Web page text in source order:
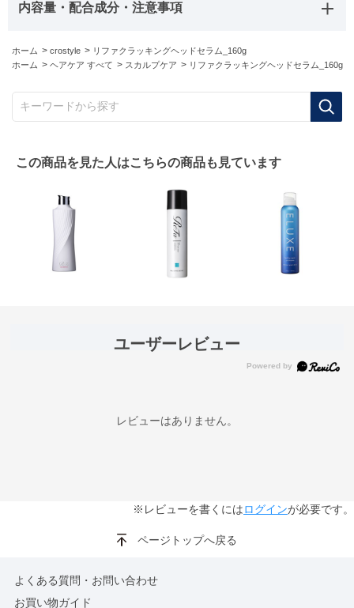
内容量・配合成分・注意事項
ホーム > crostyle > リファクラッキングヘッドセラム_160g
ホーム > ヘアケア すべて > スカルプケア > リファクラッキングヘッドセラム_160g
キーワードから探す
この商品を見た人はこちらの商品も見ています
ユーザーレビュー
レビューはありません。
※レビューを書くにはログインが必要です。
ページトップへ戻る
よくある質問・お問い合わせ
お買い物ガイド